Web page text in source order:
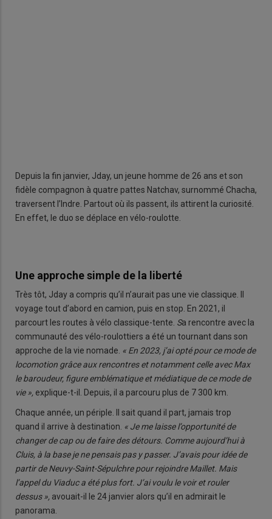
Depuis la fin janvier, Jday, un jeune homme de 26 ans et son
fidèle compagnon à quatre pattes Natchav, surnommé Chacha,
traversent l’Indre. Partout où ils passent, ils attirent la curiosité.
En effet, le duo se déplace en vélo-roulotte.
Une approche simple de la liberté
Très tôt, Jday a compris qu’il n’aurait pas une vie classique. Il
voyage tout d’abord en camion, puis en stop. En 2021, il
parcourt les routes à vélo classique-tente. Sa rencontre avec la
communauté des vélo-roulottiers a été un tournant dans son
approche de la vie nomade. « En 2023, j’ai opté pour ce mode de
locomotion grâce aux rencontres et notamment celle avec Max
le baroudeur, figure emblématique et médiatique de ce mode de
vie », explique-t-il. Depuis, il a parcouru plus de 7 300 km.
Chaque année, un périple. Il sait quand il part, jamais trop
quand il arrive à destination. « Je me laisse l’opportunité de
changer de cap ou de faire des détours. Comme aujourd’hui à
Cluis, à la base je ne pensais pas y passer. J’avais pour idée de
partir de Neuvy-Saint-Sépulchre pour rejoindre Maillet. Mais
l’appel du Viaduc a été plus fort. J’ai voulu le voir et rouler
dessus », avouait-il le 24 janvier alors qu’il en admirait le
panorama.